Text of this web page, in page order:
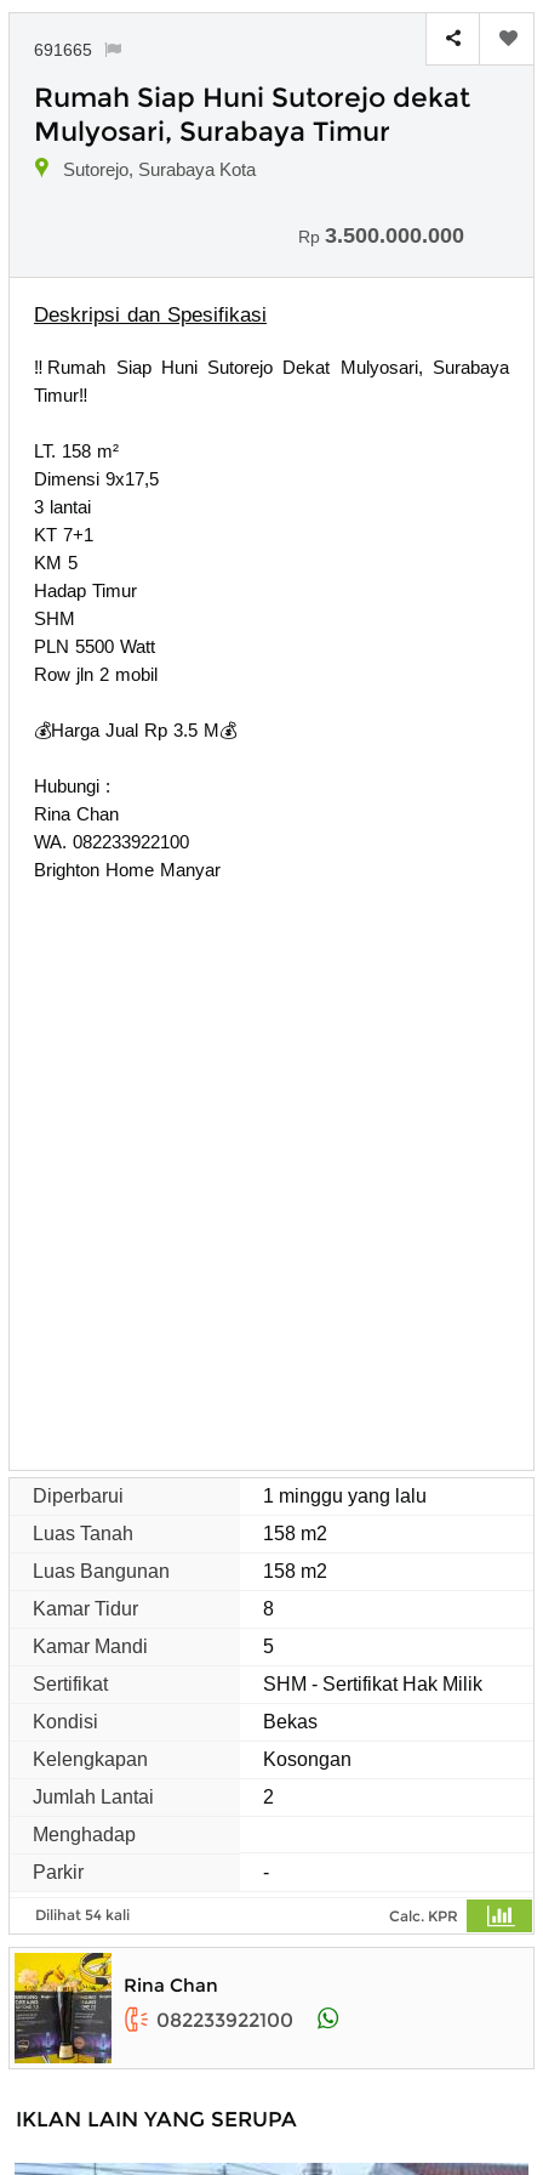
691665
Rumah Siap Huni Sutorejo dekat
Mulyosari, Surabaya Timur
Sutorejo, Surabaya Kota
Rp 3.500.000.000
Deskripsi dan Spesifikasi
‼️Rumah Siap Huni Sutorejo Dekat Mulyosari, Surabaya
Timur‼️
LT. 158 m²
Dimensi 9x17,5
3 lantai
KT 7+1
KM 5
Hadap Timur
SHM
PLN 5500 Watt
Row jln 2 mobil
💰Harga Jual Rp 3.5 M💰
Hubungi :
Rina Chan
WA. 082233922100
Brighton Home Manyar
Diperbarui
1 minggu yang lalu
Luas Tanah
158 m2
Luas Bangunan
158 m2
Kamar Tidur
8
Kamar Mandi
5
Sertifikat
SHM - Sertifikat Hak Milik
Kondisi
Bekas
Kelengkapan
Kosongan
Jumlah Lantai
2
Menghadap
Parkir
-
Dilihat 54 kali Calc. KPR
Rina Chan
082233922100
IKLAN LAIN YANG SERUPA